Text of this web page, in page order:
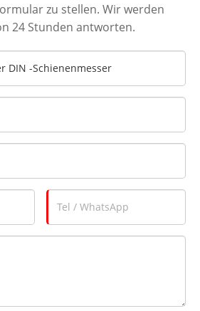
zu stellen. Wir werden
24 Stunden antworten.